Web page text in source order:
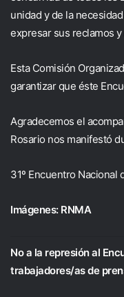
unidad y de la
expresar sus reclamos
Esta Comisión
garantizar que éste
Agradecemos el
Rosario nos manifestó
31º Encuentro Nacional
Imágenes: RNMA
No a la represión al
trabajadores/as de